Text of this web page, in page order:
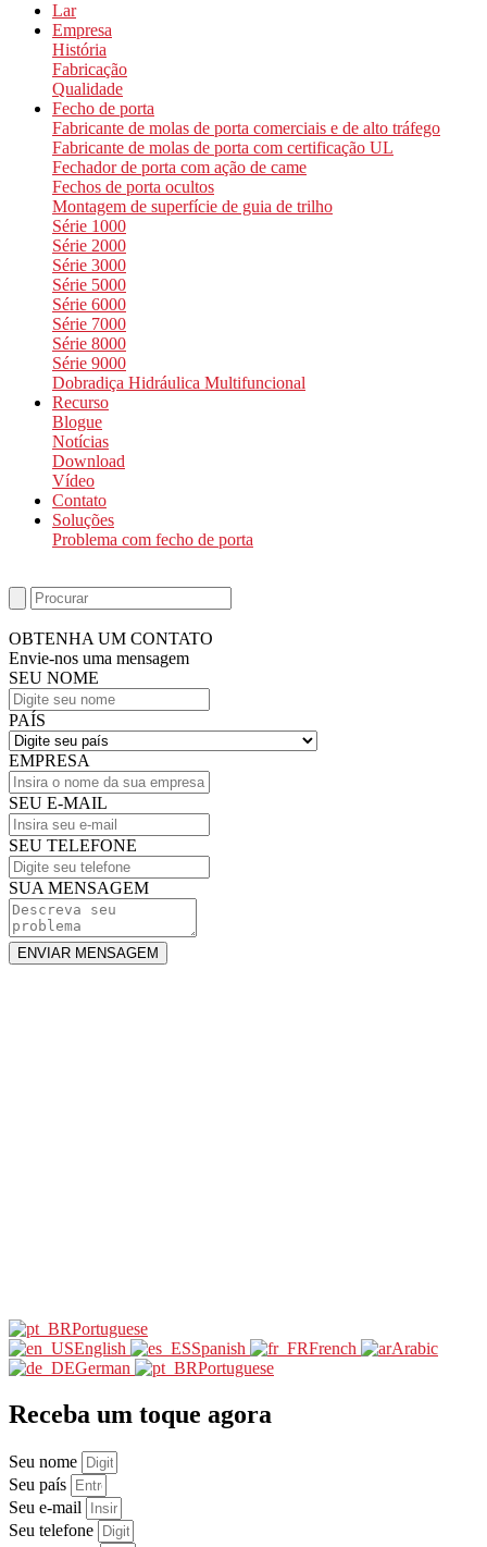
Lar
Empresa
História
Fabricação
Qualidade
Fecho de porta
Fabricante de molas de porta comerciais e de alto tráfego
Fabricante de molas de porta com certificação UL
Fechador de porta com ação de came
Fechos de porta ocultos
Montagem de superfície de guia de trilho
Série 1000
Série 2000
Série 3000
Série 5000
Série 6000
Série 7000
Série 8000
Série 9000
Dobradiça Hidráulica Multifuncional
Recurso
Blogue
Notícias
Download
Vídeo
Contato
Soluções
Problema com fecho de porta
OBTENHA UM CONTATO
Envie-nos uma mensagem
SEU NOME
PAÍS
EMPRESA
SEU E-MAIL
SEU TELEFONE
SUA MENSAGEM
ENVIAR MENSAGEM
Portuguese
English
Spanish French
Arabic
German
Portuguese
Receba um toque agora
Seu nome
Seu país
Seu e-mail
Seu telefone